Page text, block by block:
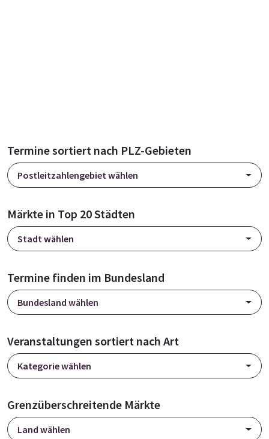
Termine sortiert nach PLZ-Gebieten
Postleitzahlengebiet wählen
Märkte in Top 20 Städten
Stadt wählen
Termine finden im Bundesland
Bundesland wählen
Veranstaltungen sortiert nach Art
Kategorie wählen
Grenzüberschreitende Märkte
Land wählen